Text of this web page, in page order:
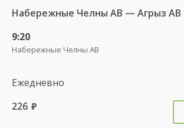
Набережные Челны АВ — Агрыз АВ
9:20
Набережные Челны АВ
Ежедневно
226 руб.